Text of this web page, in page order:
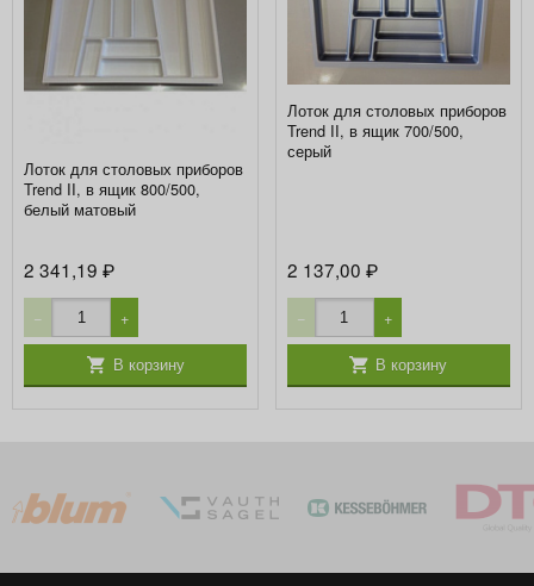
Лоток для столовых приборов
Trend II, в ящик 800/500,
белый матовый
2 341,19₽
− +
В корзину
Лоток для столовых приборов
Trend II, в ящик 700/500,
серый
2 137,00 ₽
− +
В корзину